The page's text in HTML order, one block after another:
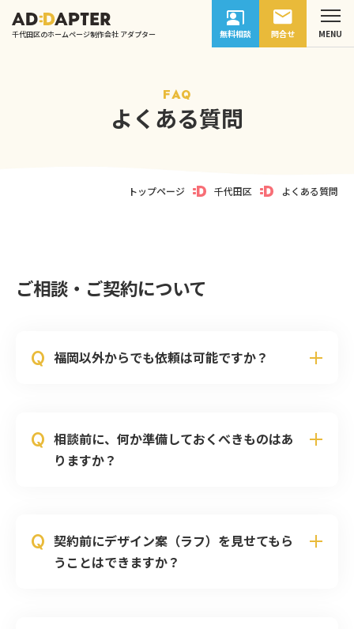
千代田区のホームページ制作会社 アダプター 無料相談 問合せ
FAQ
よくある質問
トップページ 千代田区 よくある質問
ご相談・ご契約について
Q 福岡以外からでも依頼は可能ですか？
Q 相談前に、何か準備しておくべきものはあ
りますか？
Q 契約前にデザイン案（ラフ）を見せてもら
うことはできますか？